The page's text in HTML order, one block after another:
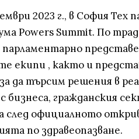
2023 г., в София
Powers Summit. По
парламентарно
екипи , както и
да търсим решения в
с бизнеса, гражданския
след официалното
по здравеопазване.